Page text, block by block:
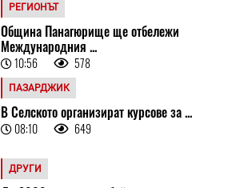
РЕГИОНЪТ
Община Панагюрище ще отбележи
Международния ...
10:56 578
ПАЗАРДЖИК
В Селското организират курсове за ...
08:10 649
ДРУГИ